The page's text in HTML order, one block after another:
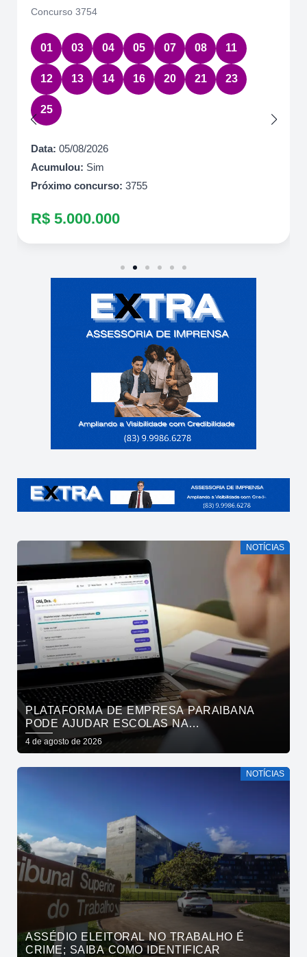
Concurso 7084
17 22 36 54 63
Data:
05/08/2026
Acumulou:
Próximo concurso:
R$ 10.500.000
NOTÍCIAS
PLATAFORMA DE EMPRESA PARAIBANA
PODE AJUDAR ESCOLAS NA
IDENTIFICAÇÃO PRECOCE DE SINAIS DE
NEURODIVERGÊNCIA
4 de agosto de 2026
NOTÍCIAS
ASSÉDIO ELEITORAL NO TRABALHO É
CRIME; SAIBA COMO IDENTIFICAR